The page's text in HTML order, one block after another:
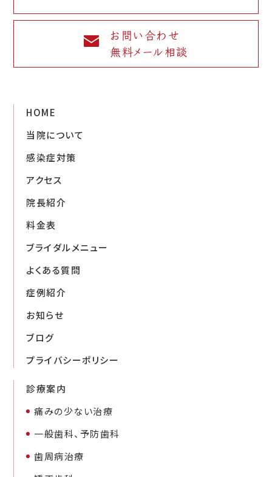
お問い合わせ
無料メール相談
HOME
当院について
感染症対策
アクセス
院長紹介
料金表
ブライダルメニュー
よくある質問
症例紹介
お知らせ
ブログ
プライバシーポリシー
診療案内
痛みの少ない治療
一般歯科、予防歯科
歯周病治療